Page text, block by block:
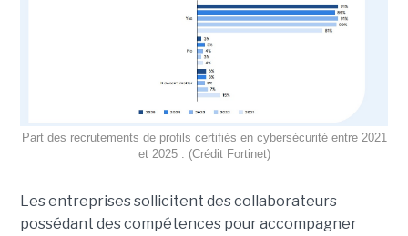
Part des recrutements de profils certifiés en cybersécurité entre 2021
et 2025 . (Crédit Fortinet)
Les entreprises sollicitent des collaborateurs
possédant des compétences pour accompagner